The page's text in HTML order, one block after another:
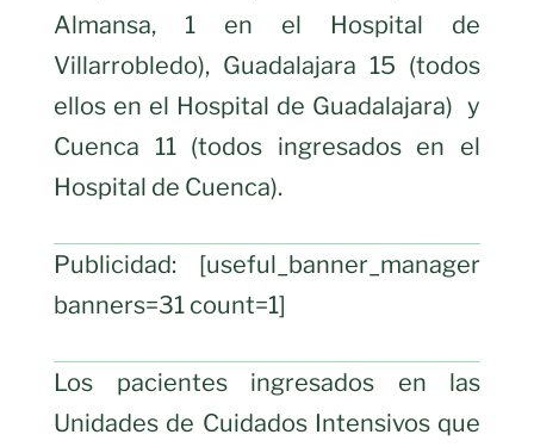
Almansa, 1 en el Hospital de
Villarrobledo), Guadalajara 15 (todos
ellos en el Hospital de Guadalajara) y
Cuenca 11 (todos ingresados en el
Hospital de Cuenca).
Publicidad: [useful_banner_manager
banners=31 count=1]
Los pacientes ingresados en las
Unidades de Cuidados Intensivos que